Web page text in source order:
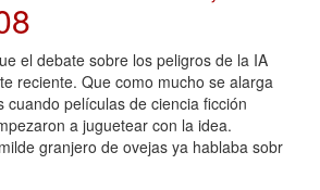
el debate sobre los peligros de la IA
reciente. Que como mucho se alarga
cuando películas de ciencia ficción
a juguetear con la idea.
granjero de ovejas ya hablaba sobr